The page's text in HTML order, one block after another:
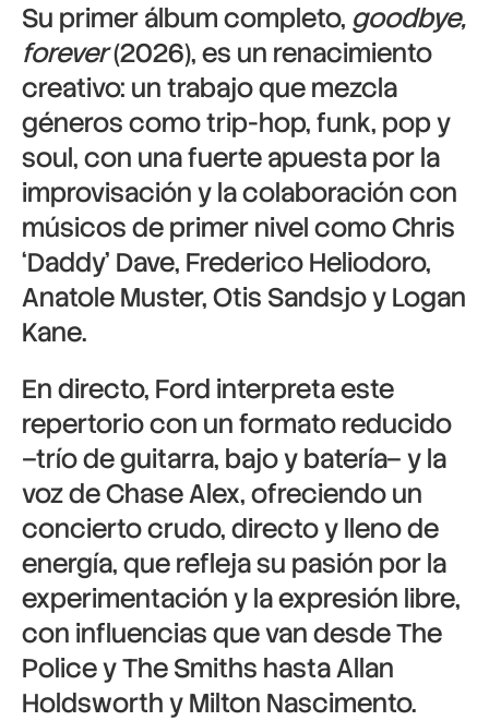
Su primer álbum completo, goodbye,
forever(2026), es un renacimiento
creativo: un trabajo que mezcla
géneros como trip-hop, funk, pop y
soul, con una fuerte apuesta por la
improvisación y la colaboración con
músicos de primer nivel como Chris
‘Daddy’ Dave, Frederico Heliodoro,
Anatole Muster, Otis Sandsjo y Logan
Kane.
En directo, Ford interpreta este
repertorio con un formato reducido
–trío de guitarra, bajo y batería– y la
voz de Chase Alex, ofreciendo un
concierto crudo, directo y lleno de
energía, que refleja su pasión por la
experimentación y la expresión libre,
con influencias que van desde The
Police y The Smiths hasta Allan
Holdsworth y Milton Nascimento.